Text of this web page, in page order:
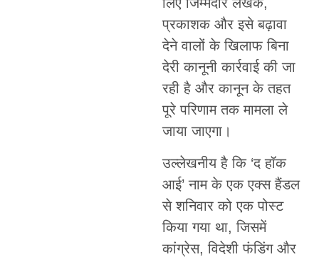
प्रकाशक और इसे बढ़ावा
देने वालों के खिलाफ बिना
देरी कानूनी कार्रवाई की जा
रही है और कानून के तहत
पूरे परिणाम तक मामला ले
जाया जाएगा।
उल्लेखनीय है कि ‘द हॉक
आई’ नाम के एक एक्स हैंडल
से शनिवार को एक पोस्ट
किया गया था, जिसमें
कांग्रेस, विदेशी फंडिंग और